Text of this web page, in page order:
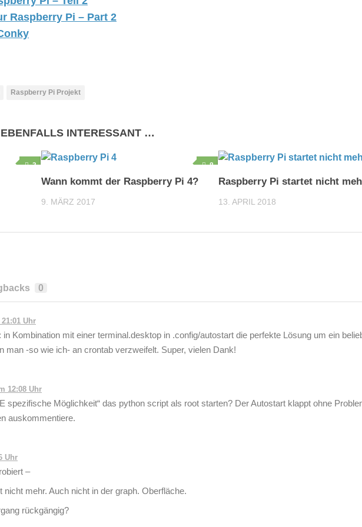
Raspberry Pi – Part 2
Raspberry Pi Projekt
INTERESSANT …
3 8
Wann kommt der Raspberry Pi 4?
9. MÄRZ 2017
Raspberry Pi startet nicht
13. APRIL 2018
0
Uhr
in Kombination mit einer terminal.desktop in .config/autostart die perfekte Lösung um ein
man -so wie ich- an crontab verzweifelt. Super, vielen Dank!
12:08 Uhr
spezifische Möglichkeit“ das python script als root starten? Der Autostart klappt ohne
auskommentiere.
Uhr
–
nicht mehr. Auch nicht in der graph. Oberfläche.
rückgängig?